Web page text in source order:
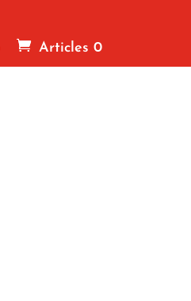
Articles 0